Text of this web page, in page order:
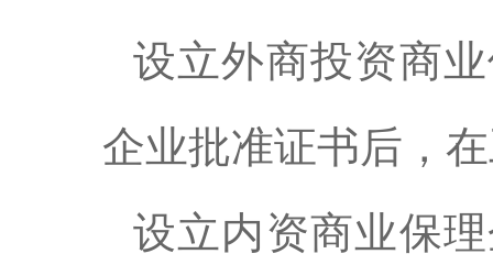
设立外商投资商
企业批准证书后，
设立内资商业保